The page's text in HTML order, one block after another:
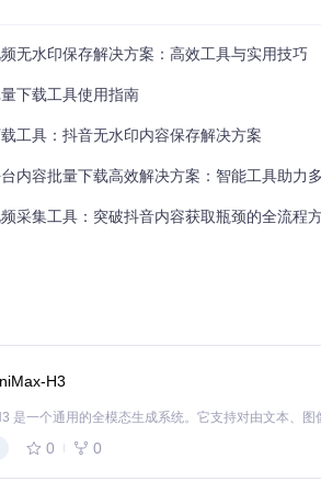
相关视频内容，素材整理效率提升40%，
无水印保存解决方案：高效工具与实用技巧
下载工具使用指南
工具：抖音无水印内容保存解决方案
内容批量下载高效解决方案：智能工具助力多平台
采集工具：突破抖音内容获取瓶颈的全流程
H3
0 0